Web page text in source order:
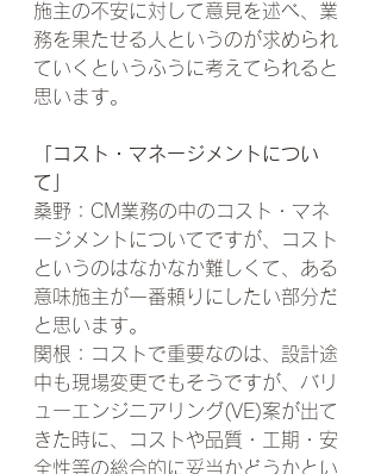
施主の不安に対して意見を述べ、業
務を果たせる人というのが求められ
ていくというふうに考えてられると
思います。
「コスト・マネージメントについ
て」
桑野：CM業務の中のコスト・マネ
ージメントについてですが、コスト
というのはなかなか難しくて、ある
意味施主が一番頼りにしたい部分だ
と思います。
関根：コストで重要なのは、設計途
中も現場変更でもそうですが、バリ
ューエンジニアリング(VE)案が出て
きた時に、コストや品質・工期・安
全性等の総合的に妥当かどうかとい